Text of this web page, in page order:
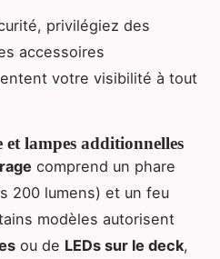
privilégiez des
accessoires
votre visibilité à tout
lampes additionnelles
comprend un phare
200 lumens) et un feu
modèles autorisent
ou de LEDs sur le deck,